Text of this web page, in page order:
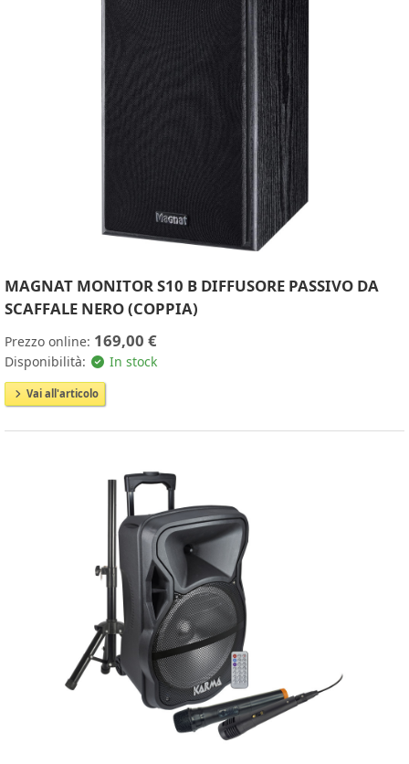
MAGNAT MONITOR S10 B DIFFUSORE PASSIVO DA
SCAFFALE NERO (COPPIA)
Prezzo online: 169,00 €
Disponibilità: In stock
Vai all'articolo